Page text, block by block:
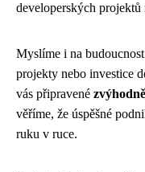
developerských projektů
Myslíme i na
projekty nebo investice
vás připravené
věříme, že úspěšné
ruku v ruce.